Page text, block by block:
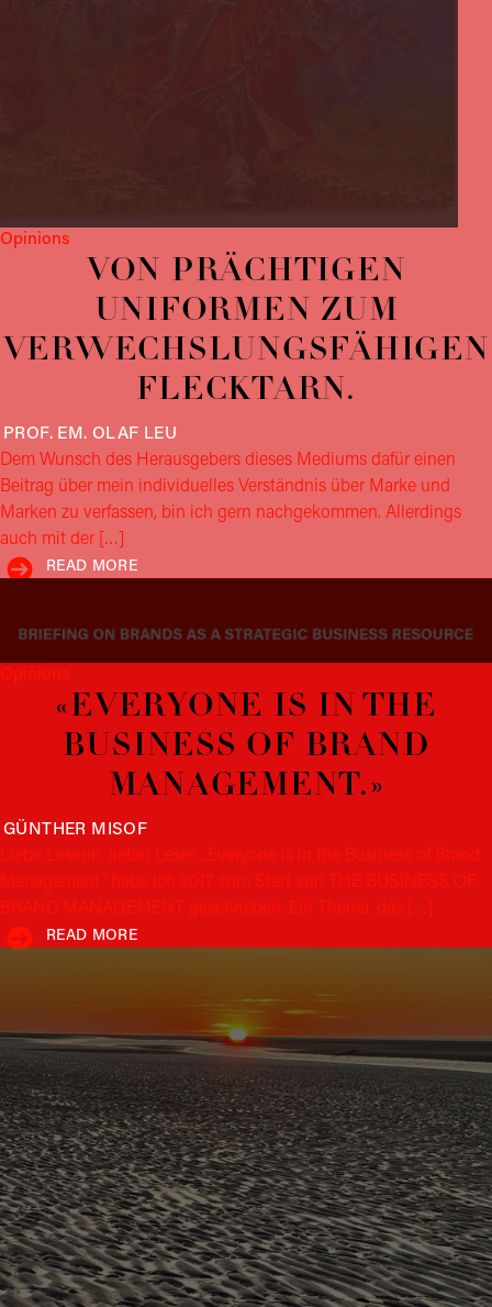
Opinions
VON PRÄCHTIGEN
UNIFORMEN ZUM
VERWECHS­LUNGS­FÄHIGEN
FLECKTARN.
PROF. EM. OLAF LEU
Dem Wunsch des Herausgebers dieses Mediums dafür einen
Beitrag über mein individuelles Verständnis über Marke und
Marken zu verfassen, bin ich gern nachgekommen. Allerdings
auch mit der […]
READ MORE
Opinions
«EVERYONE IS IN THE
BUSINESS OF BRAND
MANAGEMENT.»
GÜNTHER MISOF
Liebe Leserin, lieber Leser, „Everyone is in the Business of Brand
Management“ habe ich 2017 zum Start von THE BUSINESS OF
BRAND MANAGEMENT geschrieben. Ein Thema, das […]
READ MORE